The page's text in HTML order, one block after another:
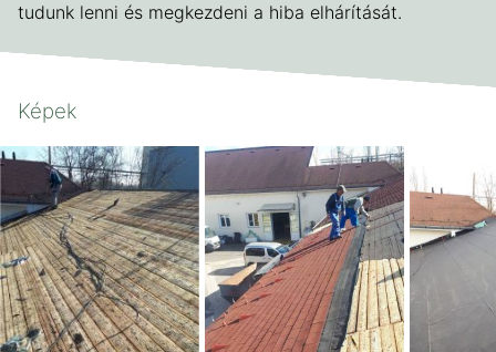
tudunk lenni és megkezdeni a hiba elhárítását.
Képek